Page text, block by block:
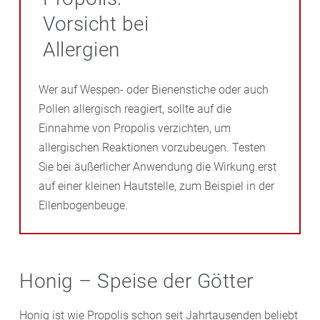
stärken zudem das Zahnfleisch und helfen,
ParodontoseundMundgeruch
Vorsicht bei
Allergien
Wer auf Wespen- oder Bienenstiche oder auch
Pollen allergisch reagiert, sollte auf die
Einnahme von Propolis verzichten, um
allergischen Reaktionen vorzubeugen. Testen
Sie bei äußerlicher Anwendung die Wirkung erst
auf einer kleinen Hautstelle, zum Beispiel in der
Ellenbogenbeuge.
Honig – Speise der Götter
Honig ist wie Propolis schon seit Jahrtausenden beliebt